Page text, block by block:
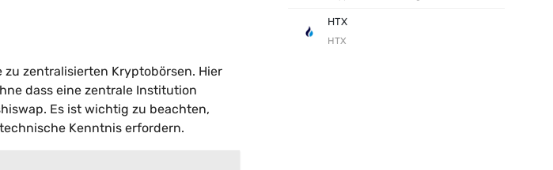
zentralisierten Kryptobörsen. Hier
dass eine zentrale Institution
Es ist wichtig zu beachten,
Kenntnis erfordern.
HTX
HTX